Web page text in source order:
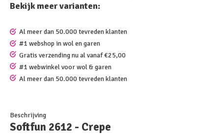
Bekijk meer varianten:
Al meer dan 50.000 tevreden klanten
#1 webshop in wol en garen
Gratis verzending nu al vanaf €25,00
#1 webwinkel voor wol & garen
Al meer dan 50.000 tevreden klanten
Beschrijving
Softfun 2612 - Crepe